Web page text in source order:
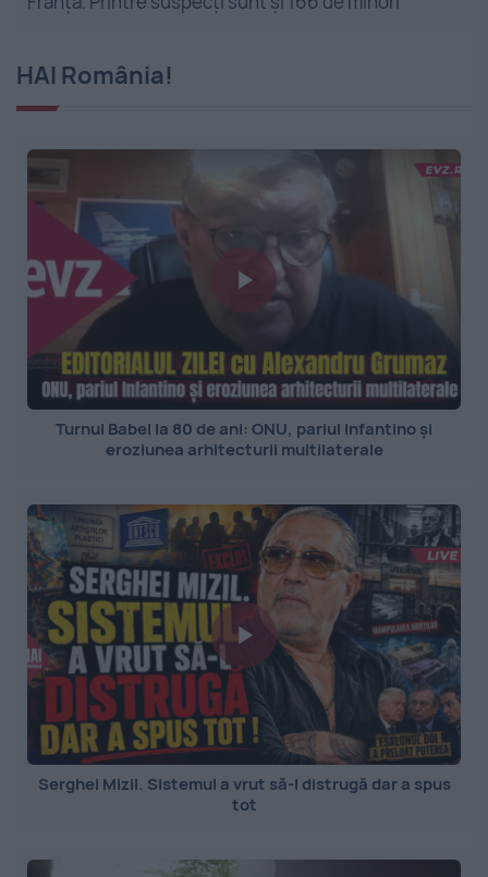
HAI România!
Turnul Babel la 80 de ani: ONU, pariul Infantino și
eroziunea arhitecturii multilaterale
Serghei Mizil. Sistemul a vrut să-l distrugă dar a spus
tot